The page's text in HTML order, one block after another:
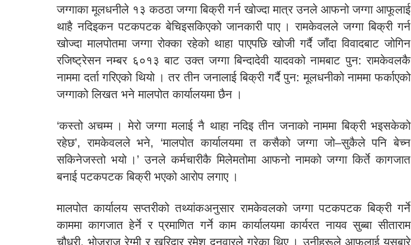
जग्गाका मूलधनीले १३ कठठा जग्गा बिक्री गर्न खोज्दा मात्र उनले आफनो जग्गा आफूलाई
थाहै नदिइकन पटकपटक बेचिइसकिएको जानकारी पाए । रामकेवलले जग्गा बिक्री गर्न
खोज्दा मालपोतमा जग्गा रोक्का रहेको थाहा पाएपछि खोजी गर्दै जाँदा विवादबाट जोगिन
रजिष्ट्रेसन नम्बर ६०१३ बाट उक्त जग्गा बिन्दादेवी यादवको नामबाट पुन: रामकेवलकै
नाममा दर्ता गरिएको थियो । तर तीन जनालाई बिक्री गर्दै पुन: मूलधनीको नाममा फर्काएको
जग्गाको लिखत भने मालपोत कार्यालयमा छैन ।
‘कस्तो अचम्म । मेरो जग्गा मलाई नै थाहा नदिइ तीन जनाको नाममा बिक्री भइसकेको
रहेछ’, रामकेवलले भने, ‘मालपोत कार्यालयमा त कसैको जग्गा जो–सुकैले पनि बेच्न
सकिनेजस्तो भयो ।’ उनले कर्मचारीकै मिलेमतोमा आफनो नामको जग्गा किर्ते कागजात
बनाई पटकपटक बिक्री भएको आरोप लगाए ।
मालपोत कार्यालय सप्तरीको तथ्यांकअनुसार रामकेवलको जग्गा पटकपटक बिक्री गर्ने
काममा कागजात हेर्ने र प्रमाणित गर्ने काम कार्यालयमा कार्यरत नायव सुब्बा सीताराम
चौधरी, भोजराज रेग्मी र खरिदार रमेश दनुवारले गरेका थिए । उनीहरूले आफूलाई यसबारे